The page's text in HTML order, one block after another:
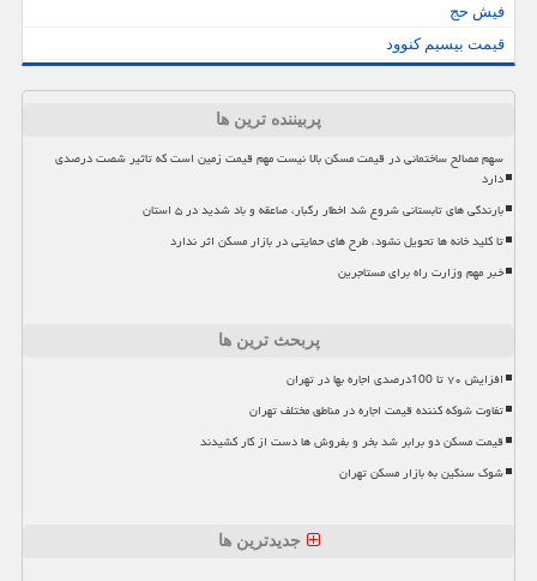
فیش حج
قیمت بیسیم کنوود
پربیننده ترین ها
سهم مصالح ساختمانی در قیمت مسکن بالا نیست مهم قیمت زمین است که تاثیر شصت درصدی
دارد
بارندگی های تابستانی شروع شد اخطار رگبار، صاعقه و باد شدید در ۵ استان
تا کلید خانه ها تحویل نشود، طرح های حمایتی در بازار مسکن اثر ندارد
خبر مهم وزارت راه برای مستاجرین
پربحث ترین ها
افزایش ۷۰ تا 100درصدی اجاره بها در تهران
تفاوت شوکه کننده قیمت اجاره در مناطق مختلف تهران
قیمت مسکن دو برابر شد بخر و بفروش ها دست از کار کشیدند
شوک سنگین به بازار مسکن تهران
جدیدترین ها